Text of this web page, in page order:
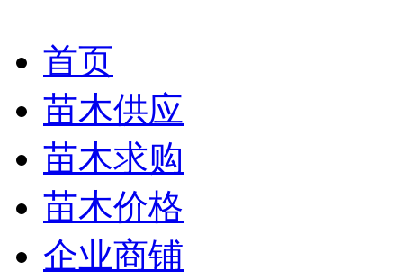
首页
苗木供应
苗木求购
苗木价格
企业商铺